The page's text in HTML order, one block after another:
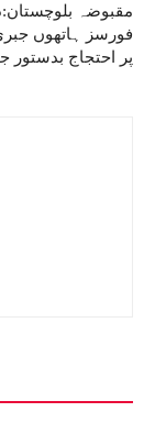
مقبوضہ
فورسز ہاتھوں
پر احتجاج بدستور